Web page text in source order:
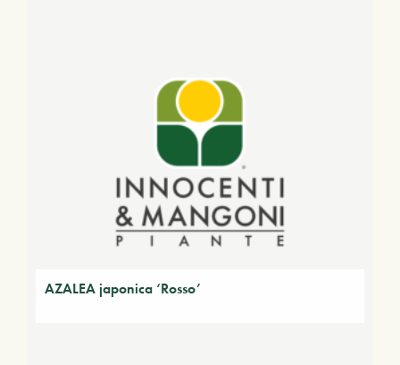
AZALEA japonica ‘Rosso’